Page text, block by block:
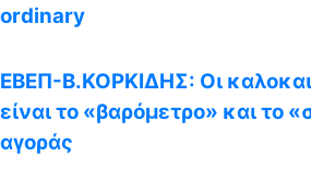
ordinary
EΒΕΠ-Β.ΚΟΡΚΙΔΗΣ: Οι
είναι το «βαρόμετρο» και το
αγοράς